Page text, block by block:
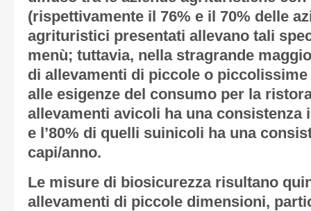
(rispettivamente il 76% e il 70% delle
agrituristici presentati allevano tali
menù; tuttavia, nella stragrande
di allevamenti di piccole o
alle esigenze del consumo per la
allevamenti avicoli ha una consistenza
e l’80% di quelli suinicoli ha una
capi/anno.
Le misure di biosicurezza risultano
allevamenti di piccole dimensioni,